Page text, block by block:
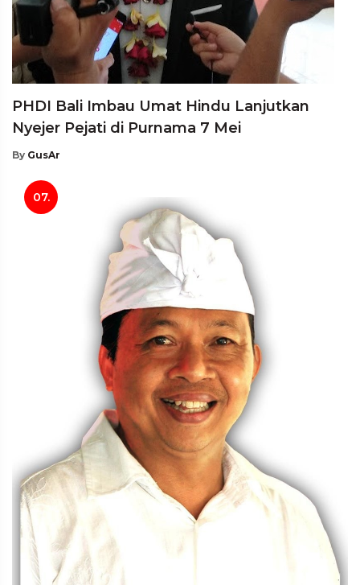
PHDI Bali Imbau Umat Hindu Lanjutkan
Nyejer Pejati di Purnama 7 Mei
By GusAr
07.